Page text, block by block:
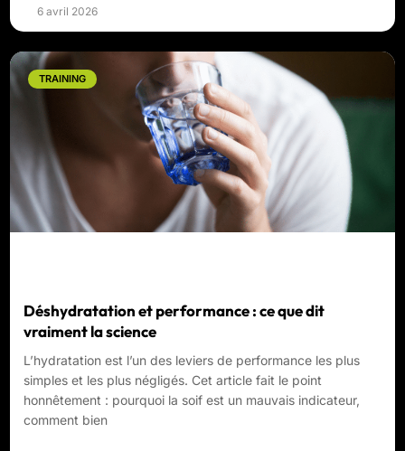
6 avril 2026
TRAINING
Déshydratation et performance : ce que dit
vraiment la science
L’hydratation est l’un des leviers de performance les plus
simples et les plus négligés. Cet article fait le point
honnêtement : pourquoi la soif est un mauvais indicateur,
comment bien